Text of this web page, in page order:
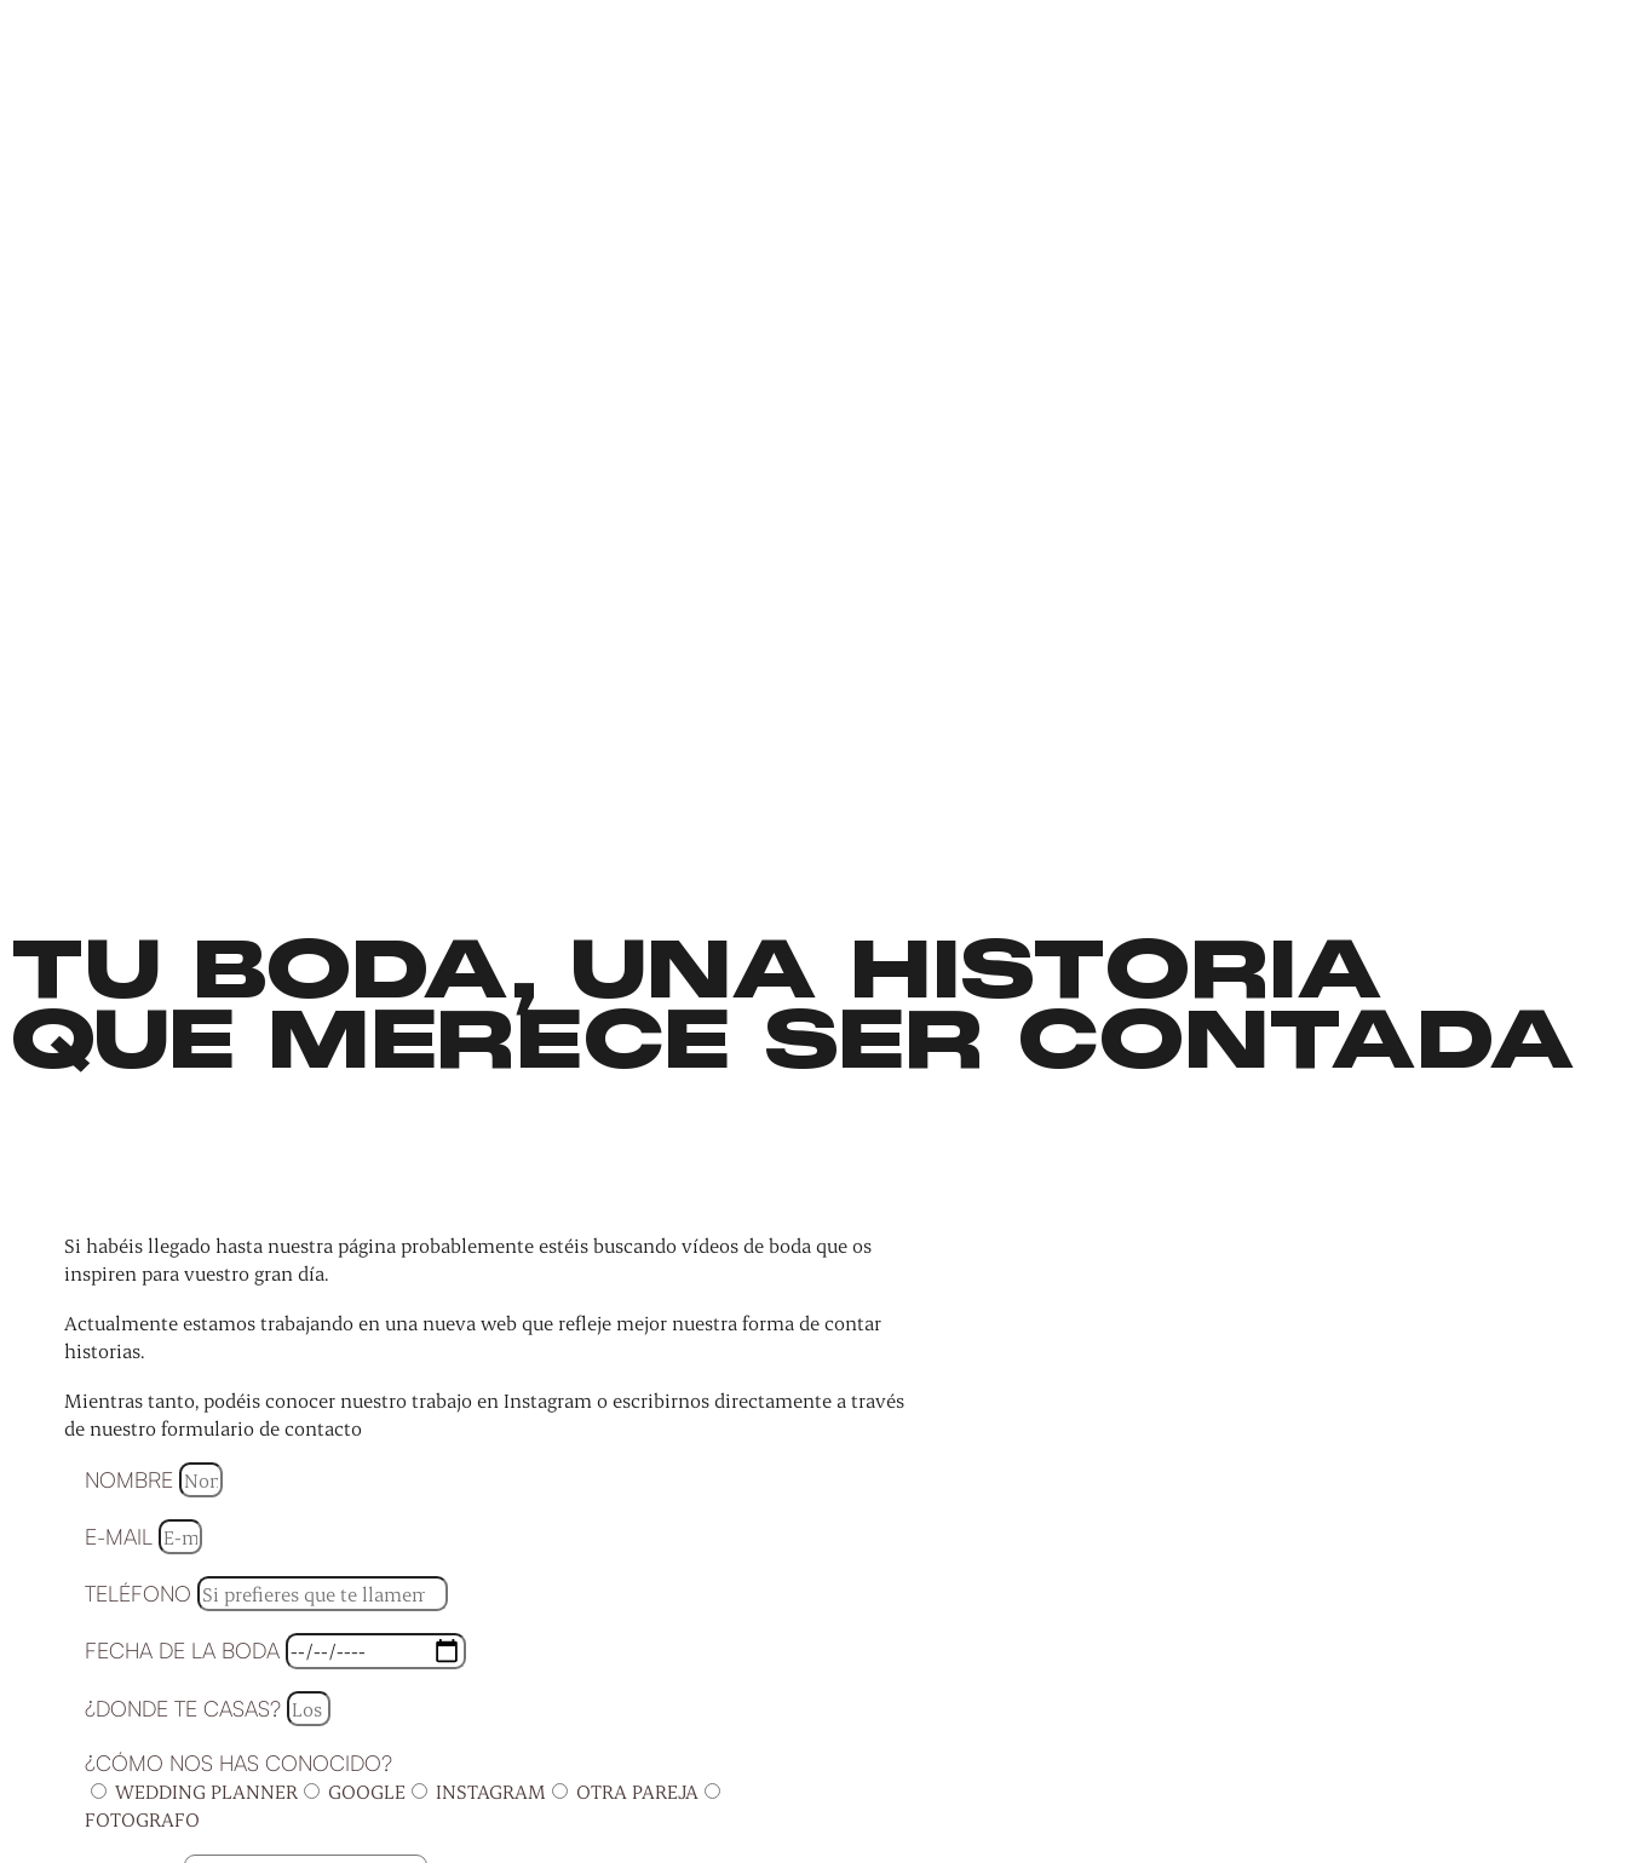
TU BODA, UNA HISTORIA
QUE MERECE SER CONTADA
Si habéis llegado hasta nuestra página probablemente estéis buscando vídeos de boda que os
inspiren para vuestro gran día.
Actualmente estamos trabajando en una nueva web que refleje mejor nuestra forma de contar
historias.
Mientras tanto, podéis conocer nuestro trabajo en Instagram o escribirnos directamente a través
de nuestro formulario de contacto
NOMBRE
E-MAIL
TELÉFONO
FECHA DE LA BODA
¿DONDE TE CASAS?
¿CÓMO NOS HAS CONOCIDO?
WEDDING PLANNER GOOGLE INSTAGRAM
OTRA PAREJA
FOTOGRAFO